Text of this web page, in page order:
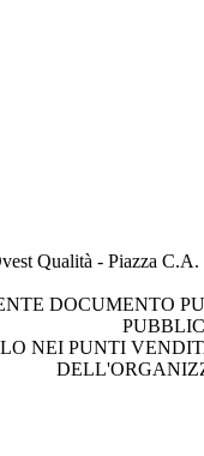
Qualità - Piazza
DOCUMENTO
NEI PUNTI